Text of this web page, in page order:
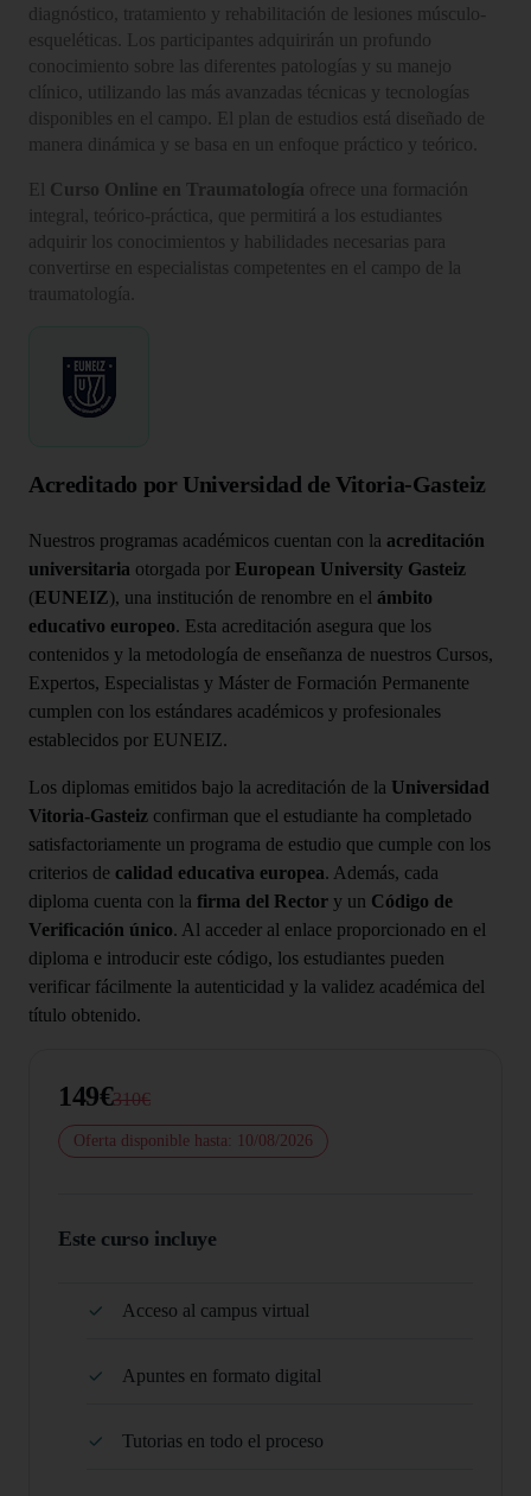
diagnóstico, tratamiento y rehabilitación de lesiones músculo-
esqueléticas. Los participantes adquirirán un profundo
conocimiento sobre las diferentes patologías y su manejo
clínico, utilizando las más avanzadas técnicas y tecnologías
disponibles en el campo. El plan de estudios está diseñado de
manera dinámica y se basa en un enfoque práctico y teórico.
El Curso Online en Traumatología ofrece una formación
integral, teórico-práctica, que permitirá a los estudiantes
adquirir los conocimientos y habilidades necesarias para
convertirse en especialistas competentes en el campo de la
traumatología.
Acreditado por Universidad de Vitoria-Gasteiz
Nuestros programas académicos cuentan con la acreditación
universitaria otorgada por European University Gasteiz
(EUNEIZ), una institución de renombre en el ámbito
educativo europeo. Esta acreditación asegura que los
contenidos y la metodología de enseñanza de nuestros Cursos,
Expertos, Especialistas y Máster de Formación Permanente
cumplen con los estándares académicos y profesionales
establecidos por EUNEIZ.
Los diplomas emitidos bajo la acreditación de la Universidad
Vitoria-Gasteiz confirman que el estudiante ha completado
satisfactoriamente un programa de estudio que cumple con los
criterios de calidad educativa europea. Además, cada
diploma cuenta con la firma del Rector y un Código de
Verificación único. Al acceder al enlace proporcionado en el
diploma e introducir este código, los estudiantes pueden
verificar fácilmente la autenticidad y la validez académica del
título obtenido.
149€310€
Oferta disponible hasta: 10/08/2026
Este curso incluye
Acceso al campus virtual
Apuntes en formato digital
Tutorias en todo el proceso